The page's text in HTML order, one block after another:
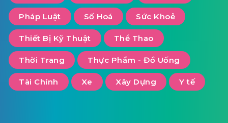
Pháp Luật Số Hoá Sức Khoẻ
Thiết Bị Kỹ Thuật Thể Thao
Thời Trang Thực Phẩm - Đồ Uống
Tài Chính Xe Xây Dựng Y tế